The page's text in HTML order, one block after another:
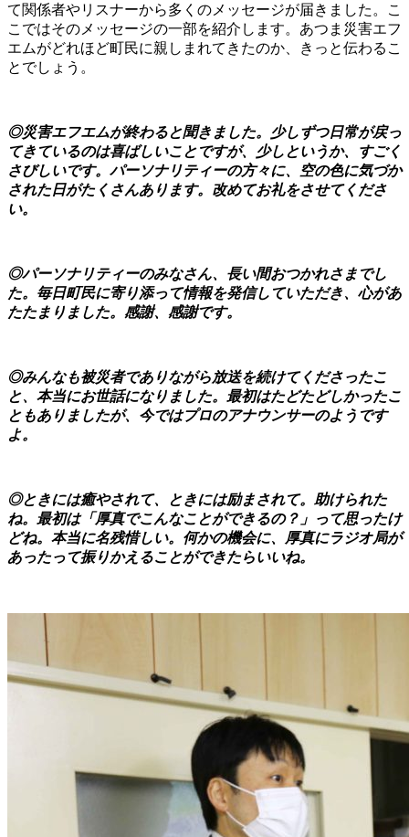
て関係者やリスナーから多くのメッセージが届きました。こ
こではそのメッセージの一部を紹介します。あつま災害エフ
エムがどれほど町民に親しまれてきたのか、きっと伝わるこ
とでしょう。
◎災害エフエムが終わると聞きました。少しずつ日常が戻っ
てきているのは喜ばしいことですが、少しというか、すごく
さびしいです。パーソナリティーの方々に、空の色に気づか
された日がたくさんあります。改めてお礼をさせてくださ
い。
◎パーソナリティーのみなさん、長い間おつかれさまでし
た。毎日町民に寄り添って情報を発信していただき、心があ
たたまりました。感謝、感謝です。
◎みんなも被災者でありながら放送を続けてくださったこ
と、本当にお世話になりました。最初はたどたどしかったこ
ともありましたが、今ではプロのアナウンサーのようです
よ。
◎ときには癒やされて、ときには励まされて。助けられた
ね。最初は「厚真でこんなことができるの？」って思ったけ
どね。本当に名残惜しい。何かの機会に、厚真にラジオ局が
あったって振りかえることができたらいいね。